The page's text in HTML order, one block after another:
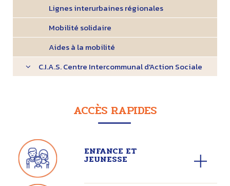
Lignes interurbaines régionales
Mobilité solidaire
Aides à la mobilité
C.I.A.S. Centre Intercommunal d'Action Sociale
ACCÈS RAPIDES
ENFANCE ET
JEUNESSE